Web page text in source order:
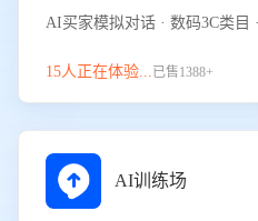
AI买家模拟对话 · 数码3C类目
15人正在体验...已售1388+
AI训练场